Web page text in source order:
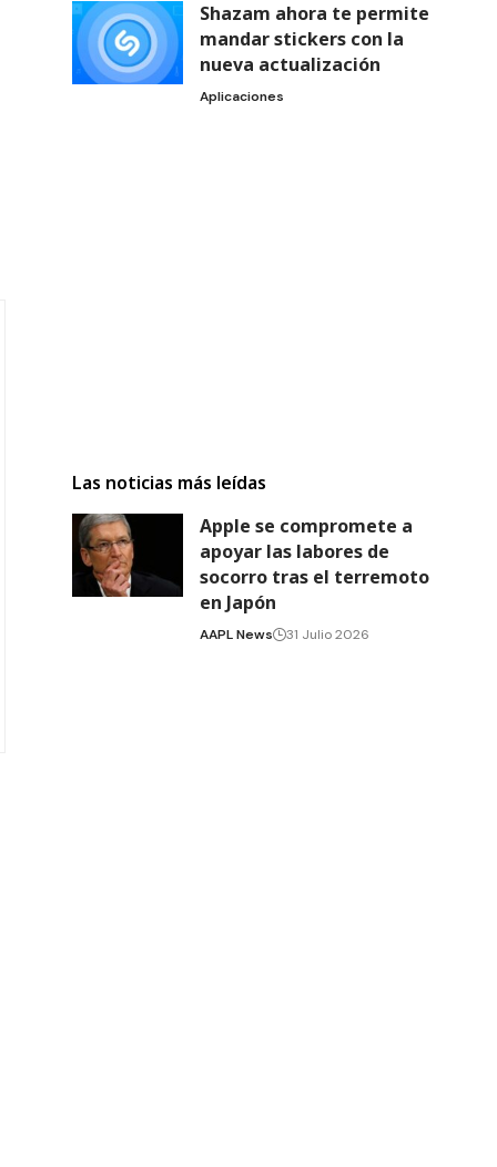
Shazam ahora te permite
mandar stickers con la
nueva actualización
Aplicaciones
Las noticias más leídas
Apple se compromete a
apoyar las labores de
socorro tras el terremoto
en Japón
AAPL News 31 Julio 2026